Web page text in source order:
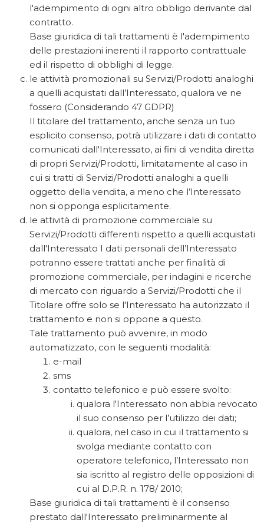
l'adempimento di ogni altro obbligo derivante dal
contratto.
Base giuridica di tali trattamenti è l'adempimento
delle prestazioni inerenti il rapporto contrattuale
ed il rispetto di obblighi di legge.
le attività promozionali su Servizi/Prodotti analoghi
a quelli acquistati dall’Interessato, qualora ve ne
fossero (Considerando 47 GDPR)
Il titolare del trattamento, anche senza un tuo
esplicito consenso, potrà utilizzare i dati di contatto
comunicati dall'Interessato, ai fini di vendita diretta
di propri Servizi/Prodotti, limitatamente al caso in
cui si tratti di Servizi/Prodotti analoghi a quelli
oggetto della vendita, a meno che l’Interessato
non si opponga esplicitamente.
le attività di promozione commerciale su
Servizi/Prodotti differenti rispetto a quelli acquistati
dall'Interessato I dati personali dell’Interessato
potranno essere trattati anche per finalità di
promozione commerciale, per indagini e ricerche
di mercato con riguardo a Servizi/Prodotti che il
Titolare offre solo se l'Interessato ha autorizzato il
trattamento e non si oppone a questo.
Tale trattamento può avvenire, in modo
automatizzato, con le seguenti modalità:
e-mail
sms
contatto telefonico e può essere svolto:
qualora l'Interessato non abbia revocato
il suo consenso per l’utilizzo dei dati;
qualora, nel caso in cui il trattamento si
svolga mediante contatto con
operatore telefonico, l’Interessato non
sia iscritto al registro delle opposizioni di
cui al D.P.R. n. 178/ 2010;
Base giuridica di tali trattamenti è il consenso
prestato dall'Interessato preliminarmente al